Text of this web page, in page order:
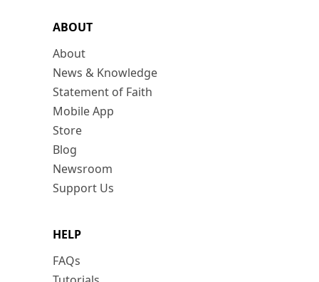
ABOUT
About
News & Knowledge
Statement of Faith
Mobile App
Store
Blog
Newsroom
Support Us
HELP
FAQs